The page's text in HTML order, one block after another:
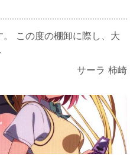
この度の棚卸に際し、大
サーラ 柿崎